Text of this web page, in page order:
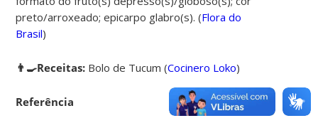
preto/arroxeado; epicarpo glabro(s). (Flora do
Brasil)
👨‍🍳Receitas: Bolo de Tucum (Cocinero Loko)
Referência